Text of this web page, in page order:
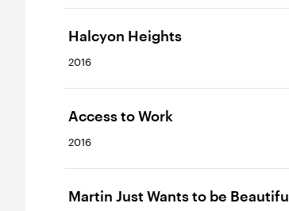
Halcyon Heights
2016
Access to Work
2016
Martin Just Wants to be Beautiful